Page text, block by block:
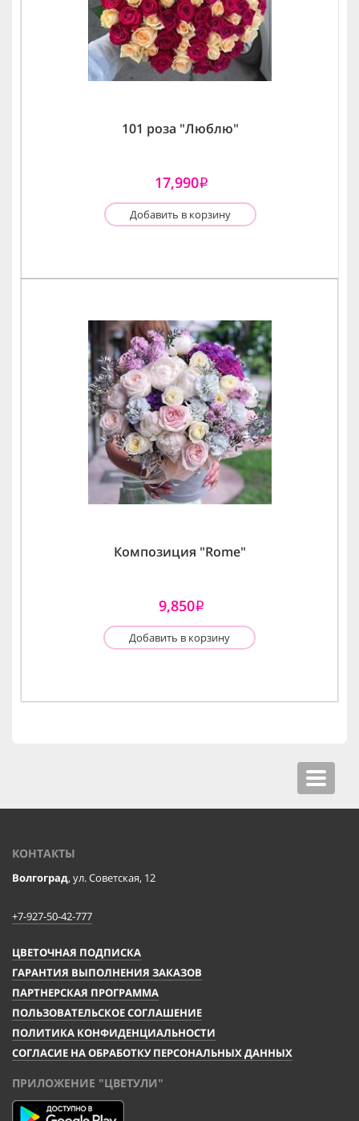
101 роза "Люблю"
17,990i
Добавить в корзину
Композиция "Rome"
9,850i
Добавить в корзину
Toggle
КОНТАКТЫ
Волгоград, ул. Советская, 12
+7-927-50-42-777
ЦВЕТОЧНАЯ ПОДПИСКА
ГАРАНТИЯ ВЫПОЛНЕНИЯ ЗАКАЗОВ
ПАРТНЕРСКАЯ ПРОГРАММА
ПОЛЬЗОВАТЕЛЬСКОЕ СОГЛАШЕНИЕ
ПОЛИТИКА КОНФИДЕНЦИАЛЬНОСТИ
СОГЛАСИЕ НА ОБРАБОТКУ ПЕРСОНАЛЬНЫХ ДАННЫХ
ПРИЛОЖЕНИЕ "ЦВЕТУЛИ"